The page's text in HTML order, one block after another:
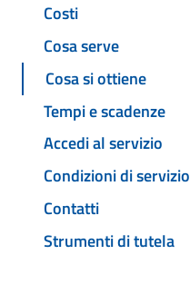
Costi
Cosa serve
Cosa si ottiene
Tempi e scadenze
Accedi al servizio
Condizioni di servizio
Contatti
Strumenti di tutela